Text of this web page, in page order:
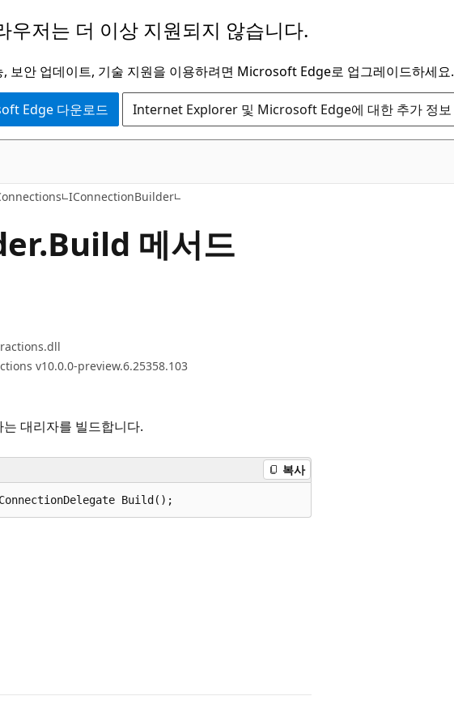
우저는 더 이상 지원되지 않습니다.
, 보안 업데이트, 기술 지원을 이용하려면 Microsoft Edge로 업그레이드하세요.
Edge 다운로드 Internet Explorer 및 Microsoft Edge에 대한 추가 정보
IConnectionBuilder
Build 메서드
v10.0.0-preview.6.25358.103
대리자를 빌드합니다.
복사
Build();